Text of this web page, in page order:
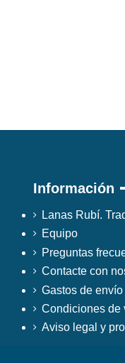
Información
Lanas Rubí.
Equipo
Preguntas
Contacte con
Gastos de envío
Condiciones de
Aviso legal y